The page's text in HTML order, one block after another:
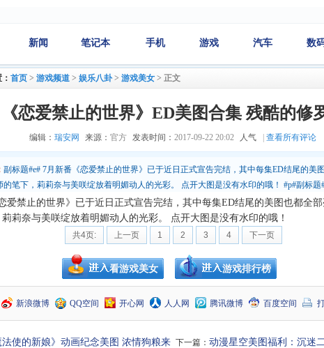
新闻 笔记本 手机 游戏 汽车 数
首页 > 游戏频道 > 娱乐八卦> 游戏美女 > 正文
《恋爱禁止的世界》ED美图合集 残酷的修
编辑： 瑞安网 来源： 官方 发表时间： 2017-09-22 20:02 人气 查看所有评论
副标题#e# 7月新番《恋爱禁止的世界》已于近日正式宣告完结，其中每集ED结尾的美
的笔下，莉莉奈与美咲绽放着明媚动人的光彩。 点开大图是没有水印的哦！ #p#副标题
的世界》是武佐绪原作的漫画，改编T
爱禁止的世界》已于近日正式宣告完结，其中每集ED结尾的美图也都全
莉奈与美咲绽放着明媚动人的光彩。 点开大图是没有水印的哦！
共4页: 上一页 1 2 3 4 下一页
看游戏美女 游戏排行榜
新浪微博 QQ空间 开心网 人人网 腾讯微博 百度空间
法使的新娘》动画纪念美图 浓情狗粮来 下一篇： 动漫星空美图福利：沉迷